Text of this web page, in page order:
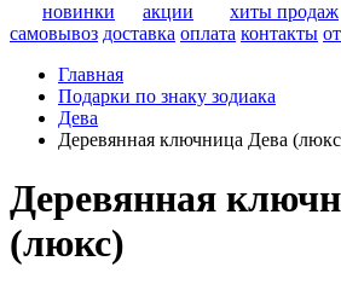
новинки акции
хиты продаж
самовывоз доставка оплата контакты
Главная
Подарки по знаку зодиака
Дева
Деревянная ключница Дева
Деревянная
(люкс)